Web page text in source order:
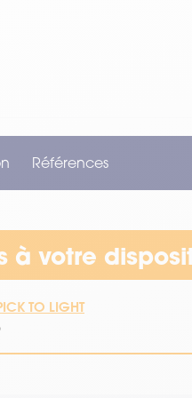
Références
à votre
TO LIGHT